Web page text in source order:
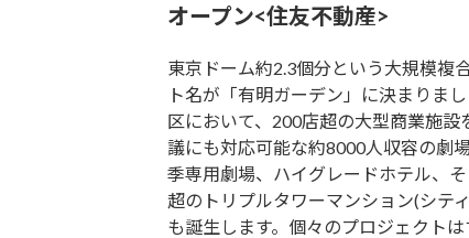
オープン<住友不動産>
東京ドーム約2.3個分という大規模複
ト名が「有明ガーデン」に決まりま
区において、200店超の大型商業施設
議にも対応可能な約8000人収容の劇
季専用劇場、ハイグレードホテル、
超のトリプルタワーマンション(シテ
も誕生します。個々のプロジェクトは